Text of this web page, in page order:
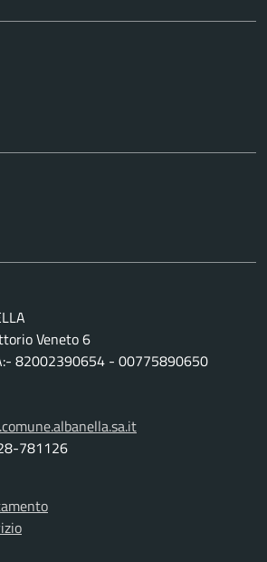
Veneto 6
82002390654 - 00775890650
781126